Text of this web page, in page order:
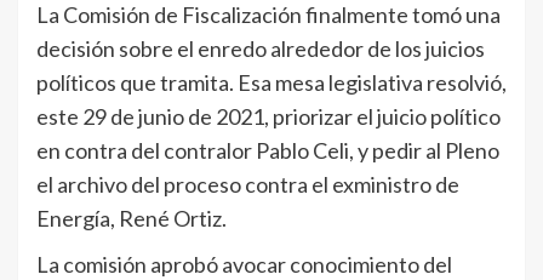
La Comisión de Fiscalización finalmente tomó una
decisión sobre el enredo alrededor de los juicios
políticos que tramita. Esa mesa legislativa resolvió,
este 29 de junio de 2021, priorizar el juicio político
en contra del contralor Pablo Celi, y pedir al Pleno
el archivo del proceso contra el exministro de
Energía, René Ortiz.
La comisión aprobó avocar conocimiento del